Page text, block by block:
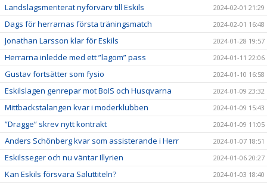
Landslagsmeriterat nyförvärv till Eskils 2024-02-01 21:29
Dags för herrarnas första träningsmatch 2024-02-01 16:48
Jonathan Larsson klar för Eskils 2024-01-28 19:57
Herrarna inledde med ett ”lagom” pass 2024-01-11 22:06
Gustav fortsätter som fysio 2024-01-10 16:58
Eskilslagen genrepar mot BoIS och Husqvarna 2024-01-09 23:32
Mittbackstalangen kvar i moderklubben 2024-01-09 15:43
”Dragge” skrev nytt kontrakt 2024-01-09 11:05
Anders Schönberg kvar som assisterande i Herr 2024-01-07 18:51
Eskilsseger och nu väntar Illyrien 2024-01-06 20:27
Kan Eskils försvara Saluttiteln? 2024-01-03 18:40